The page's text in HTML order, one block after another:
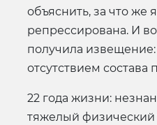
объяснить, за что же
репрессирована. И
получила
отсутствием состава
22 года жизни:
тяжелый физический